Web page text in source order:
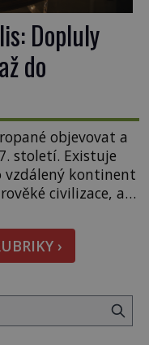
Dopluly
do
objevovat a
století. Existuje
vzdálený kontinent
civilizace, a
Terra
jisté míry to byl
›